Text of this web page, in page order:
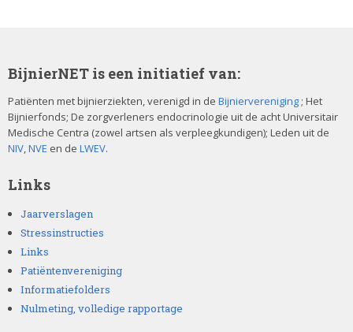
BijnierNET is een initiatief van:
Patiënten met bijnierziekten, verenigd in de Bijniervereniging ; Het
Bijnierfonds; De zorgverleners endocrinologie uit de acht Universitair
Medische Centra (zowel artsen als verpleegkundigen); Leden uit de
NIV,NVE en de LWEV.
Links
Jaarverslagen
Stressinstructies
Links
Patiëntenvereniging
Informatiefolders
Nulmeting, volledige rapportage